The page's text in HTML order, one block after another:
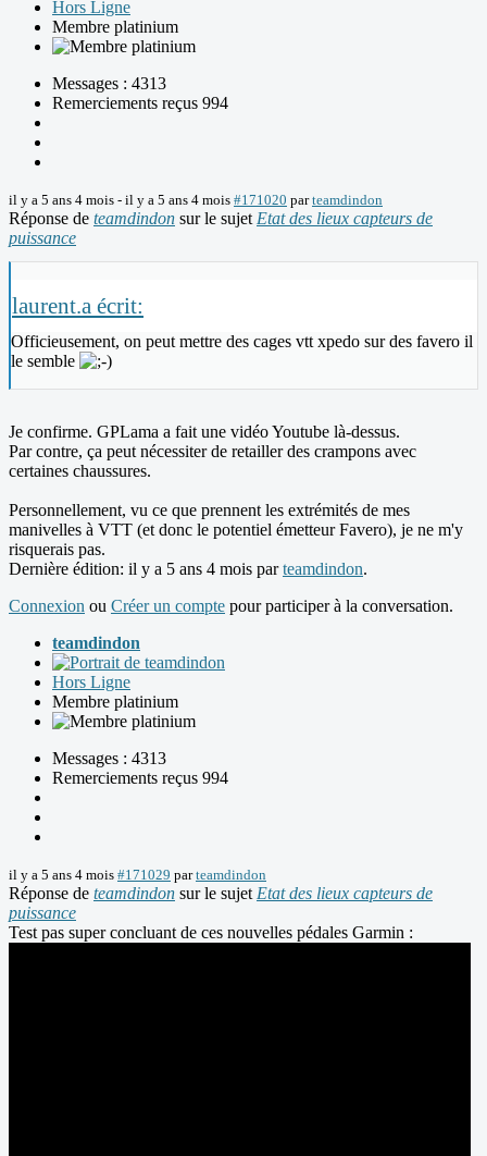
Hors Ligne
Membre platinium
Messages : 4313
Remerciements reçus 994
il y a 5 ans 4 mois - il y a 5 ans 4 mois #171020 parteamdindon
Réponse de teamdindon sur le sujet Etat des lieux capteurs de
puissance
laurent.a écrit:
Officieusement, on peut mettre des cages vtt xpedo sur des favero il
le semble
Je confirme. GPLama a fait une vidéo Youtube là-dessus.
Par contre, ça peut nécessiter de retailler des crampons avec
certaines chaussures.
Personnellement, vu ce que prennent les extrémités de mes
manivelles à VTT (et donc le potentiel émetteur Favero), je ne m'y
risquerais pas.
Dernière édition: il y a 5 ans 4 mois parteamdindon.
Connexion ou Créer un compte pour participer à la conversation.
teamdindon
Hors Ligne
Membre platinium
Messages : 4313
Remerciements reçus 994
il y a 5 ans 4 mois #171029 parteamdindon
Réponse de teamdindon sur le sujet Etat des lieux capteurs de
puissance
Test pas super concluant de ces nouvelles pédales Garmin :